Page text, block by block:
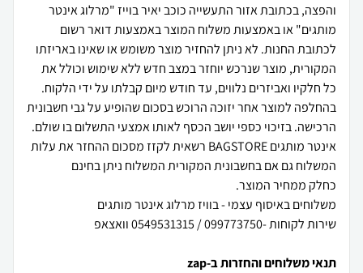
והפצה, בכתובת אזור התעשייה כוכב יאיר בוייז "מרלוג אינטר
מותגים" או באמצעות משלוח המוצר באמצעות דואר רשום
לכתובת החנות. לא ניתן להחזיר מוצר משומש או שאינו באריזתו
המקורית, מוצר שנרכש יוחזר במצב חדש ללא שימוש וכולל את
כל חלקיו ואביזרים נלווים, עד חודש מיום קבלתו על ידי הלקוח.
בהחלפה למוצר אחר יזוכה הרוכש בסכום שהופיע על גבי חשבונית
הרכישה. בזיכוי כספי יושב הכסף לאותו אמצעי התשלום בו שולם.
אינטר מותגים BAGSTORE רשאית לקזז מסכום ההחזר את עלות
המשלוח גם אם בחשבונית המקורית המשלוח ניתן בחינם
שירות לקוחות -099773750 / 0549531315 וואצאפ
תנאי משלוחים והחזרות ב-zap